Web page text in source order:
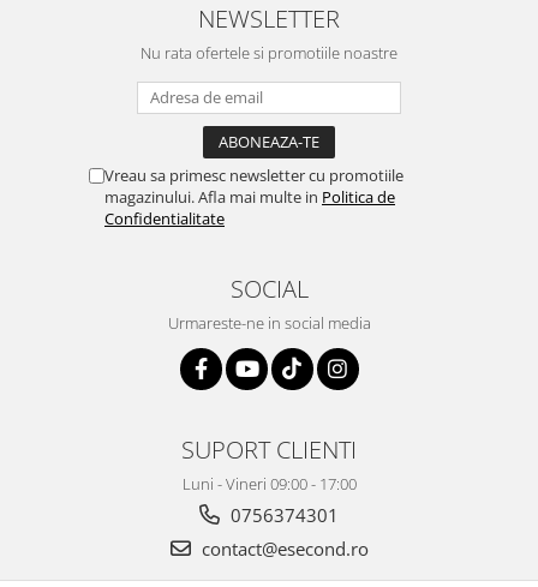
Retelistica & Supraveghere
Servere, Componente & UPS
Telecomenzi garaj
Sport & Activitati in aer liber
Accesorii Fitness
Accesorii sportive
Audio HI-FI & Profesionale
Camere video si sport
Home Cinema & Audio
NEWSLETTER
Nu rata ofertele si promotiile noastre
Vreau sa primesc newsletter cu promotiile
magazinului. Afla mai multe in Politica de
Confidentialitate
SOCIAL
Urmareste-ne in social media
SUPORT CLIENTI
Luni - Vineri 09:00 - 17:00
0756374301
contact@esecond.ro